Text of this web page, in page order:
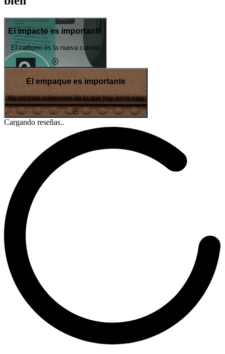
El impacto es importante
El carbono es la nueva caloría
El empaque es importante
No se trata solamente de lo que hay en la caja
Cargando reseñas..